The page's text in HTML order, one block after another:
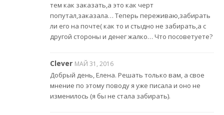
тем как заказать,а это как черт
попутал,заказала… Теперь переживаю,забирать
ли его на почте( как то и стыдно не забирать,а с
другой стороны и денег жалко… Что посоветуете?
Clever МАЙ 31, 2016
Добрый день, Елена. Решать только вам, а свое
мнение по этому поводу я уже писала и оно не
изменилось (я бы не стала забирать).